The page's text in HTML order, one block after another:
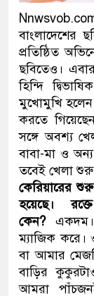
বাংলাদেশের
প্রতিষ্ঠিত
ছবিতেও।
হিন্দি
মুখোমুখি হলেন
করতে
সঙ্গে অবশ্য
বাবা-মা ও
তবেই খেলা
কেরিয়ারের
হয়েছে।
কেন?
ম্যাজিক করে।
বা আমার
বাড়ির
আমরা